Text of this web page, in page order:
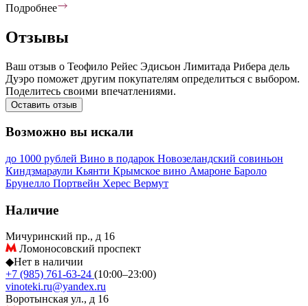
Подробнее
Отзывы
Ваш отзыв о Теофило Рейес Эдисьон Лимитада Рибера дель
Дуэро поможет другим покупателям определиться с выбором.
Поделитесь своими впечатлениями.
Оставить отзыв
Возможно вы искали
до 1000 рублей Вино в подарок Новозеландский совиньон
Киндзмараули Кьянти Крымское вино Амароне Бароло
Брунелло Портвейн Херес Вермут
Наличие
Мичуринский пр., д 16
Ломоносовский проспект
◆Нет в наличии
+7 (985) 761-63-24 (10:00–23:00)
vinoteki.ru@yandex.ru
Воротынская ул., д 16